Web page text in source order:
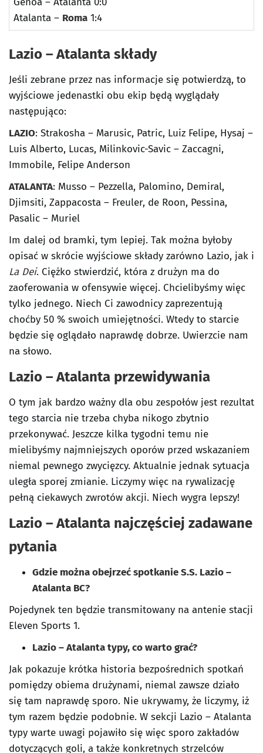
Atalanta – Roma 1:4
Lazio – Atalanta składy
Jeśli zebrane przez nas informacje się potwierdzą, to
wyjściowe jedenastki obu ekip będą wyglądały
następująco:
LAZIO: Strakosha – Marusic, Patric, Luiz Felipe, Hysaj –
Luis Alberto, Lucas, Milinkovic-Savic – Zaccagni,
Immobile, Felipe Anderson
ATALANTA: Musso – Pezzella, Palomino, Demiral,
Djimsiti, Zappacosta – Freuler, de Roon, Pessina,
Pasalic – Muriel
Im dalej od bramki, tym lepiej. Tak można byłoby
opisać w skrócie wyjściowe składy zarówno Lazio, jak i
La Dei. Ciężko stwierdzić, która z drużyn ma do
zaoferowania w ofensywie więcej. Chcielibyśmy więc
tylko jednego. Niech Ci zawodnicy zaprezentują
choćby 50 % swoich umiejętności. Wtedy to starcie
będzie się oglądało naprawdę dobrze. Uwierzcie nam
na słowo.
Lazio – Atalanta przewidywania
O tym jak bardzo ważny dla obu zespołów jest rezultat
tego starcia nie trzeba chyba nikogo zbytnio
przekonywać. Jeszcze kilka tygodni temu nie
mielibyśmy najmniejszych oporów przed wskazaniem
niemal pewnego zwycięzcy. Aktualnie jednak sytuacja
uległa sporej zmianie. Liczymy więc na rywalizację
pełną ciekawych zwrotów akcji. Niech wygra lepszy!
Lazio – Atalanta najczęściej zadawane
pytania
Gdzie można obejrzeć spotkanie S.S. Lazio –
Atalanta BC?
Pojedynek ten będzie transmitowany na antenie stacji
Eleven Sports 1.
Lazio – Atalanta typy, co warto grać?
Jak pokazuje krótka historia bezpośrednich spotkań
pomiędzy obiema drużynami, niemal zawsze działo
się tam naprawdę sporo. Nie ukrywamy, że liczymy, iż
tym razem będzie podobnie. W sekcji Lazio – Atalanta
typy warte uwagi pojawiło się więc sporo zakładów
dotyczących goli, a także konkretnych strzelców